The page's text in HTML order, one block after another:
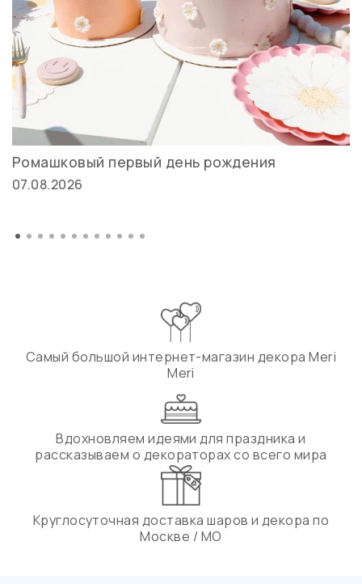
Ромашковый первый день рождения
07.08.2026
Самый большой интернет-магазин декора Meri
Meri
Вдохновляем идеями для праздника и
рассказываем о декораторах со всего мира
Круглосуточная доставка шаров и декора по
Москве / МО